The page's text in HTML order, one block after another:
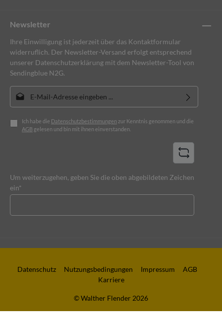
Newsletter
Ihre Einwilligung ist jederzeit über das Kontaktformular
widerruflich. Der Newsletter-Versand erfolgt entsprechend
unserer Datenschutzerklärung mit dem Newsletter-Tool von
Sendingblue N2G.
E-Mail-Adresse*
Ich habe die Datenschutzbestimmungen zur Kenntnis genommen und die
AGB gelesen und bin mit ihnen einverstanden.
Um weiterzugehen, geben Sie die oben abgebildeten Zeichen
ein*
© Walther Flender 2026
Datenschutz Nutzungsbedingungen Impressum
AGB
Karriere